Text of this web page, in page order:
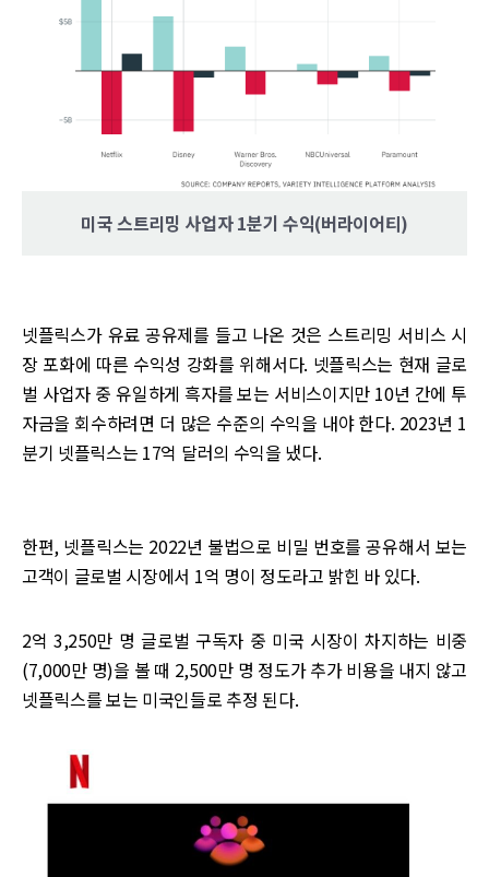
미국 스트리밍 사업자 1분기 수익(버라이어티)
넷플릭스가 유료 공유제를 들고 나온 것은 스트리밍 서비스 시
장 포화에 따른 수익성 강화를 위해서다. 넷플릭스는 현재 글로
벌 사업자 중 유일하게 흑자를 보는 서비스이지만 10년 간에 투
자금을 회수하려면 더 많은 수준의 수익을 내야 한다. 2023년 1
분기 넷플릭스는 17억 달러의 수익을 냈다.
한편, 넷플릭스는 2022년 불법으로 비밀 번호를 공유해서 보는
고객이 글로벌 시장에서 1억 명이 정도라고 밝힌 바 있다.
2억 3,250만 명 글로벌 구독자 중 미국 시장이 차지하는 비중
(7,000만 명)을 볼 때 2,500만 명 정도가 추가 비용을 내지 않고
넷플릭스를 보는 미국인들로 추정 된다.